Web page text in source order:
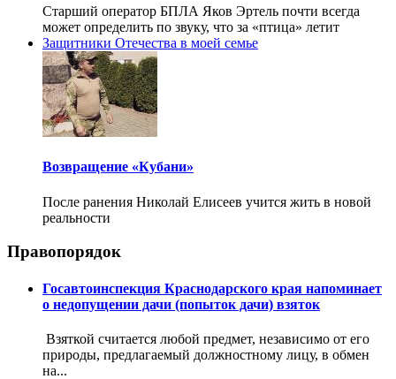
Старший оператор БПЛА Яков Эртель почти всегда
может определить по звуку, что за «птица» летит
Защитники Отечества в моей семье
Возвращение «Кубани»
После ранения Николай Елисеев учится жить в новой
реальности
Правопорядок
Госавтоинспекция Краснодарского края напоминает
о недопущении дачи (попыток дачи) взяток
Взяткой считается любой предмет, независимо от его
природы, предлагаемый должностному лицу, в обмен
на...